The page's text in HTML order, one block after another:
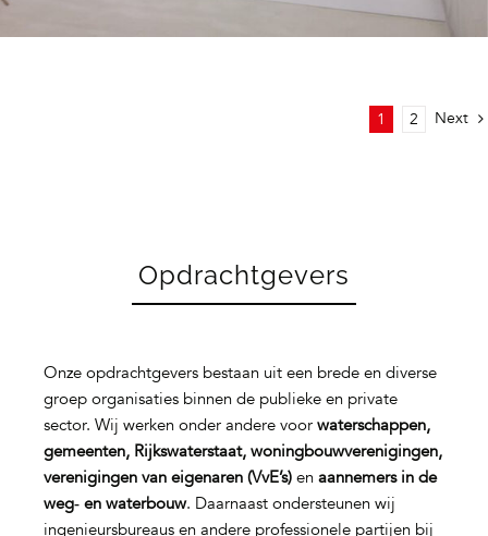
1 2 Next
Opdrachtgevers
Onze opdrachtgevers bestaan uit een brede en diverse
groep organisaties binnen de publieke en private
sector. Wij werken onder andere voor waterschappen,
gemeenten, Rijkswaterstaat, woningbouwverenigingen,
verenigingen van eigenaren (VvE’s)en aannemers in de
weg‑ en waterbouw. Daarnaast ondersteunen wij
ingenieursbureaus en andere professionele partijen bij